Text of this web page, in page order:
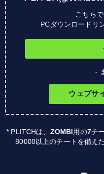
こちら
PCダウンロードリ
-
ウェブサ
* PLITCHは、 ZOMBI用の7チ
80000以上のチートを備え